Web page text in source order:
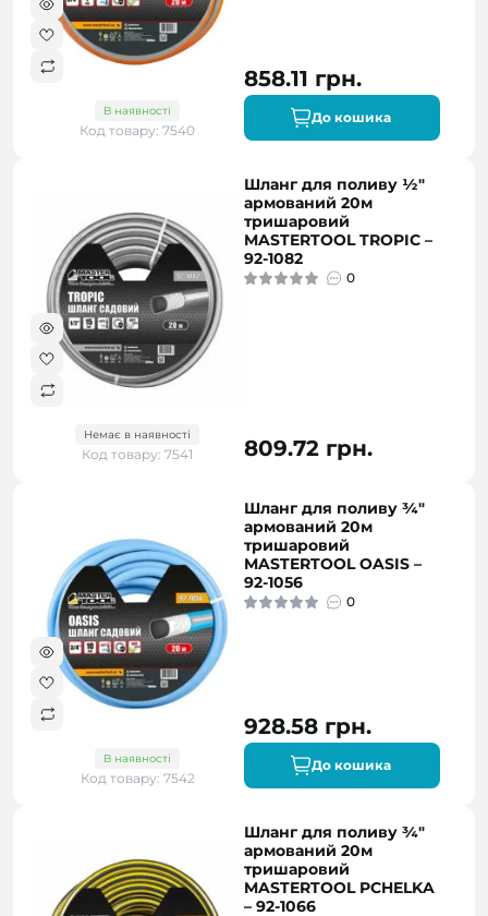
В наявності
Код товару: 7540
858.11 грн.
До кошика
Немає в наявності
Код товару: 7541
Шланг для поливу ½"
армований 20м
тришаровий
MASTERTOOL TROPIC –
92-1082
0
809.72 грн.
В наявності
Код товару: 7542
Шланг для поливу ¾"
армований 20м
тришаровий
MASTERTOOL OASIS –
92-1056
0
928.58 грн.
До кошика
Шланг для поливу ¾"
армований 20м
тришаровий
MASTERTOOL PCHELKA
– 92-1066